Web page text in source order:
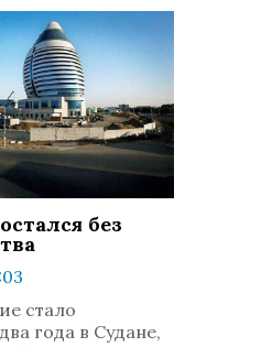
без
0
стало
года в Судане,